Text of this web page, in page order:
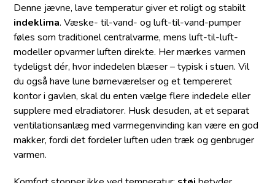
Denne jævne, lave temperatur giver et roligt og stabilt
indeklima. Væske- til-vand- og luft-til-vand-pumper
føles som traditionel centralvarme, mens luft-til-luft-
modeller opvarmer luften direkte. Her mærkes varmen
tydeligst dér, hvor indedelen blæser – typisk i stuen. Vil
du også have lune børneværelser og et tempereret
kontor i gavlen, skal du enten vælge flere indedele eller
supplere med elradiatorer. Husk desuden, at et separat
ventilationsanlæg med varmegenvinding kan være en god
makker, fordi det fordeler luften uden træk og genbruger
varmen.